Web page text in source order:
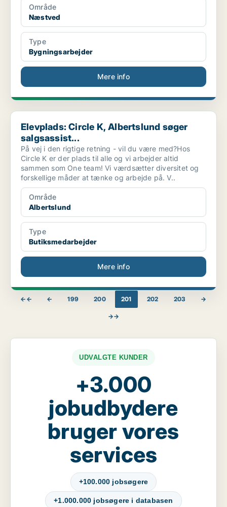
Område
Næstved
Type
Bygningsarbejder
Mere info
Elevplads: Circle K, Albertslund søger salgsassist...
Elevplads: Circle K, Albertslund søger
salgsassist...
På vej i den rigtige retning - vil du være med?Hos
Circle K er der plads til alle og vi arbejder altid
sammen som One team! Vi værdsætter diversitet og
forskellige måder at tænke og arbejde på. V..
Område
Albertslund
Type
Butiksmedarbejder
Mere info
←← ← 199 200 201 202 203 →
→→
UDVALGTE KUNDER
+3.000
jobudbydere
bruger vores
services
+100.000 jobsøgere
+1.000.000 jobsøgere i databasen